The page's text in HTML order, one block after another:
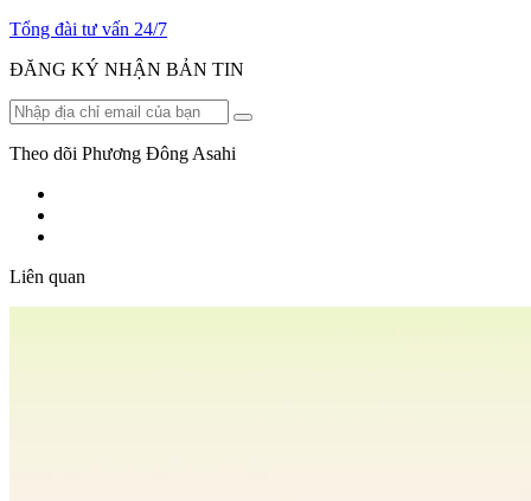
Tổng đài tư vấn 24/7
ĐĂNG KÝ NHẬN BẢN TIN
Theo dõi Phương Đông Asahi
Liên quan